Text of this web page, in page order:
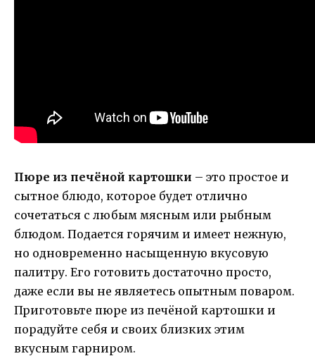
Пюре из печёной картошки – это простое и
сытное блюдо, которое будет отлично
сочетаться с любым мясным или рыбным
блюдом. Подается горячим и имеет нежную,
но одновременно насыщенную вкусовую
палитру. Его готовить достаточно просто,
даже если вы не являетесь опытным поваром.
Приготовьте пюре из печёной картошки и
порадуйте себя и своих близких этим
вкусным гарниром.